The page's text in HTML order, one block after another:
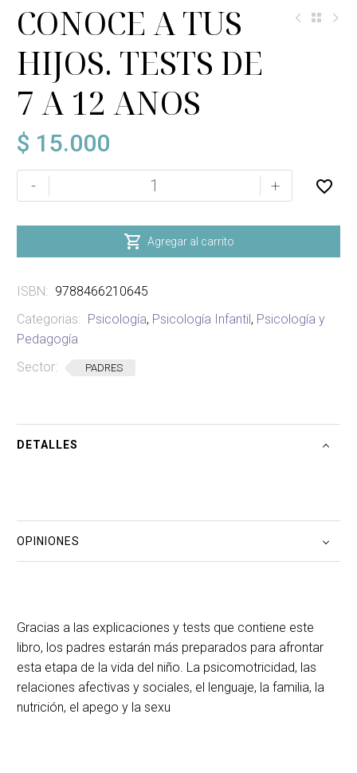
CONOCE A TUS
HIJOS. TESTS DE
7 A 12 ANOS
$ 15.000
-
CONOCE
A
TESTS
7
A
12
ANOS
+
 Agregar al carrito
ISBN: 9788466210645
Categorias:
Psicología, Psicología Infantil , Psicología y
Pedagogía
Sector:
PADRES
DETALLES
OPINIONES
Gracias a las explicaciones y tests que contiene este
libro, los padres estarán más preparados para afrontar
esta etapa de la vida del niño. La psicomotricidad, las
relaciones afectivas y sociales, el lenguaje, la familia, la
nutrición, el apego y la sexu